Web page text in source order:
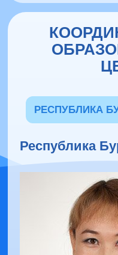
РЕСПУБЛИКА
Республика